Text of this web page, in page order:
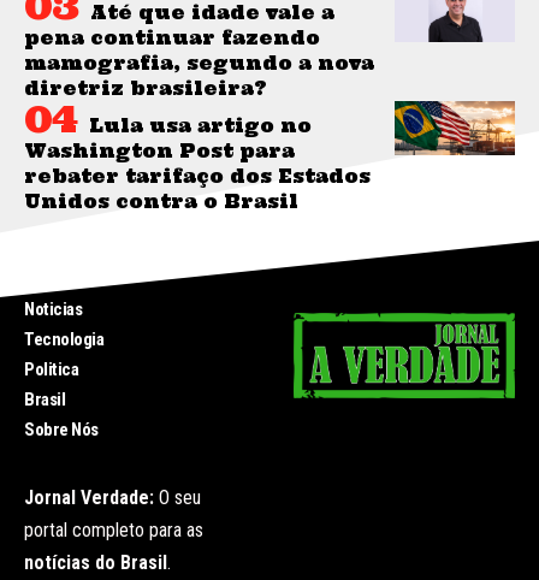
Até que idade vale a
pena continuar fazendo
mamografia, segundo a nova
diretriz brasileira?
Lula usa artigo no
Washington Post para
rebater tarifaço dos Estados
Unidos contra o Brasil
Noticias
Tecnologia
Politica
Brasil
Sobre Nós
Jornal Verdade: O seu
portal completo para as
notícias do Brasil .